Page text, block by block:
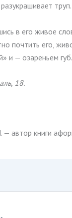
труп.
в его живое
почтить его,
и — озареньем губ.
18.
— автор книги